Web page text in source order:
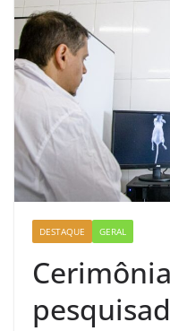
DESTAQUE GERAL